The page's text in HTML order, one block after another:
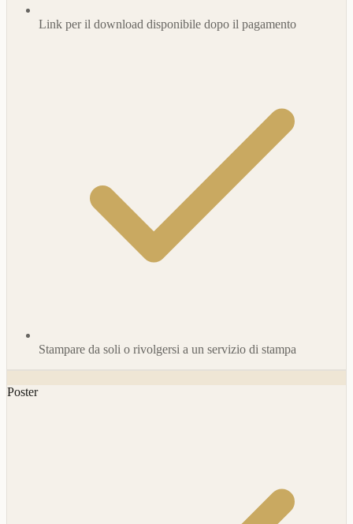
Link per il download disponibile dopo il pagamento
Stampare da soli o rivolgersi a un servizio di stampa
Poster